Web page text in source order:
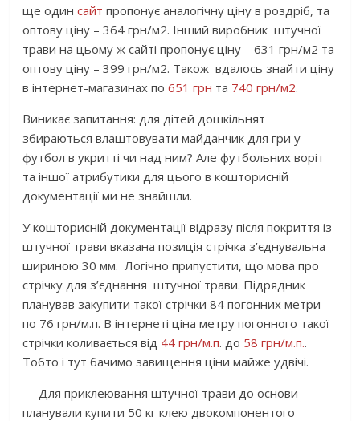
ще одинсайт пропонує аналогічну ціну в роздріб, та
оптову ціну – 364 грн/м2. Інший виробник штучної
трави на цьому ж сайті пропонує ціну – 631 грн/м2 та
оптову ціну – 399 грн/м2. Також вдалось знайти ціну
в інтернет-магазинах по651 грн та 740 грн/м2.
Виникає запитання: для дітей дошкільнят
збираються влаштовувати майданчик для гри у
футбол в укритті чи над ним? Але футбольних воріт
та іншої атрибутики для цього в кошторисній
документації ми не знайшли.
У кошторисній документації відразу після покриття із
штучної трави вказана позиція стрічка з’єднувальна
шириною 30 мм. Логічно припустити, що мова про
стрічку для з’єднання штучної трави. Підрядник
планував закупити такої стрічки 84 погонних метри
по 76 грн/м.п. В інтернеті ціна метру погонного такої
стрічки коливається від 44 грн/м.п. до 58 грн/м.п..
Тобто і тут бачимо завищення ціни майже удвічі.
Для приклеювання штучної трави до основи
планували купити 50 кг клею двокомпонентого